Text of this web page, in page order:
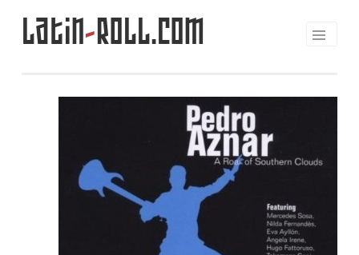
Saltar
Latin-Roll.com